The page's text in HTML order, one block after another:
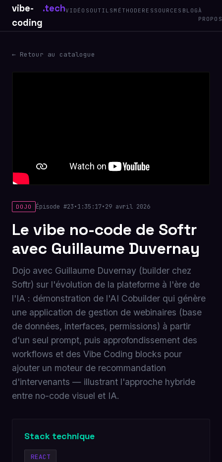
vibe-
coding
.techVIDÉOS OUTILS MÉTHODE RESSOURCES BLOGÀ
PROPOS
← Retour au catalogue
DOJO Épisode #23•1:35:17•29 avril 2026
Le vibe no-code de Softr
avec Guillaume Duvernay
Dojo avec Guillaume Duvernay (builder chez
Softr) sur l'évolution de la plateforme à l'ère de
l'IA : démonstration de l'AI Cobuilder qui génère
une application de gestion de webinaires (base
de données, interfaces, permissions) à partir
d'un seul prompt, puis approfondissement des
workflows et des Vibe Coding blocks pour
ajouter un moteur de recommandation
d'intervenants — illustrant l'approche hybride
entre no-code visuel et IA.
Stack technique
REACT